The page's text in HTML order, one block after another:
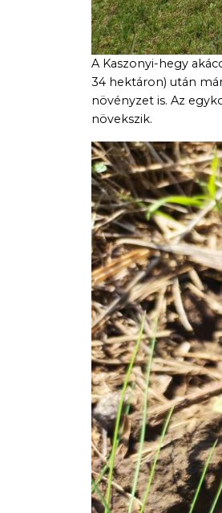
A Kaszonyi-hegy
34 hektáron) után
növényzet is. Az
növekszik.